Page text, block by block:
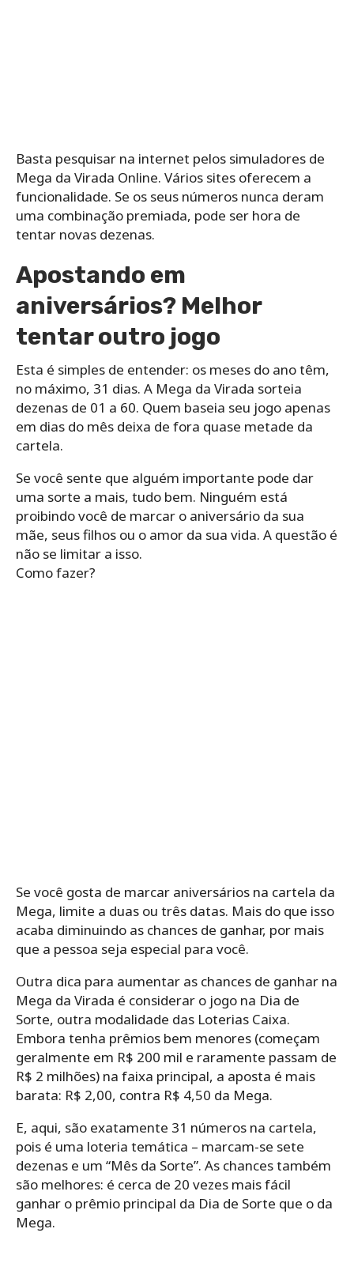
Basta pesquisar na internet pelos simuladores de
Mega da Virada Online. Vários sites oferecem a
funcionalidade. Se os seus números nunca deram
uma combinação premiada, pode ser hora de
tentar novas dezenas.
Apostando em
aniversários? Melhor
tentar outro jogo
Esta é simples de entender: os meses do ano têm,
no máximo, 31 dias. A Mega da Virada sorteia
dezenas de 01 a 60. Quem baseia seu jogo apenas
em dias do mês deixa de fora quase metade da
cartela.
Se você sente que alguém importante pode dar
uma sorte a mais, tudo bem. Ninguém está
proibindo você de marcar o aniversário da sua
mãe, seus filhos ou o amor da sua vida. A questão é
não se limitar a isso.
Como fazer?
Se você gosta de marcar aniversários na cartela da
Mega, limite a duas ou três datas. Mais do que isso
acaba diminuindo as chances de ganhar, por mais
que a pessoa seja especial para você.
Outra dica para aumentar as chances de ganhar na
Mega da Virada é considerar o jogo na Dia de
Sorte, outra modalidade das Loterias Caixa.
Embora tenha prêmios bem menores (começam
geralmente em R$ 200 mil e raramente passam de
R$ 2 milhões) na faixa principal, a aposta é mais
barata: R$ 2,00, contra R$ 4,50 da Mega.
E, aqui, são exatamente 31 números na cartela,
pois é uma loteria temática – marcam-se sete
dezenas e um “Mês da Sorte”. As chances também
são melhores: é cerca de 20 vezes mais fácil
ganhar o prêmio principal da Dia de Sorte que o da
Mega.